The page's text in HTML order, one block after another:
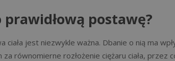
prawidłową postawę?
ciała jest niezwykle ważna. Dbanie o nią ma
równomierne rozłożenie ciężaru ciała, przez